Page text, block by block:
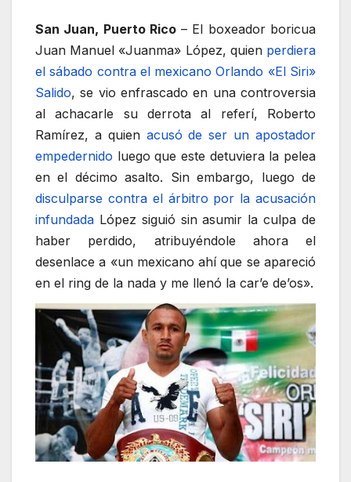
San Juan, Puerto Rico– El boxeador boricua
Juan Manuel «Juanma» López, quien perdiera
el sábado contra el mexicano Orlando «El Siri»
Salido, se vio enfrascado en una controversia
al achacarle su derrota al referí, Roberto
Ramírez, a quien acusó de ser un apostador
empedernido luego que este detuviera la pelea
en el décimo asalto. Sin embargo, luego de
disculparse contra el árbitro por la acusación
infundada López siguió sin asumir la culpa de
haber perdido, atribuyéndole ahora el
desenlace a «un mexicano ahí que se apareció
en el ring de la nada y me llenó la car’e de’os».